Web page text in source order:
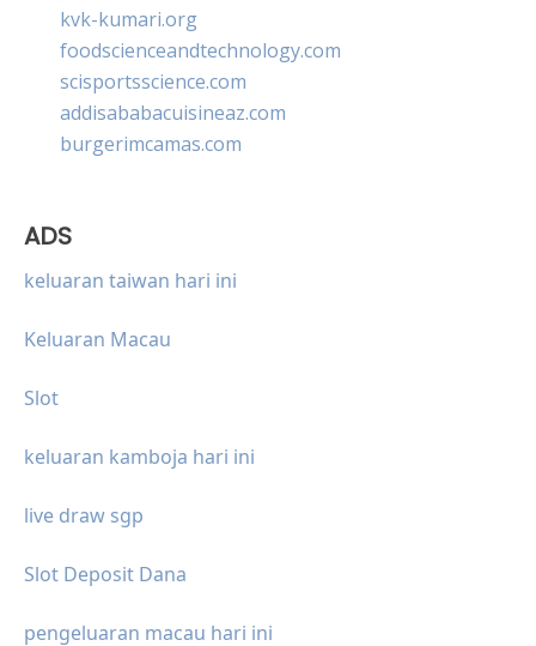
kvk-kumari.org
foodscienceandtechnology.com
scisportsscience.com
addisababacuisineaz.com
burgerimcamas.com
ADS
keluaran taiwan hari ini
Keluaran Macau
Slot
keluaran kamboja hari ini
live draw sgp
Slot Deposit Dana
pengeluaran macau hari ini